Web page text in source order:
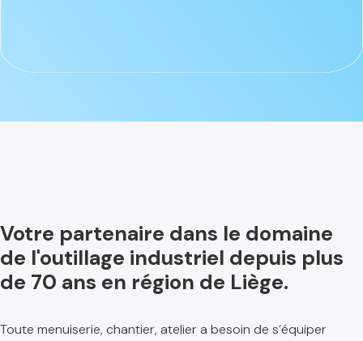
Votre partenaire dans le domaine
de l'outillage industriel depuis plus
de 70 ans en région de Liège.
Toute menuiserie, chantier, atelier a besoin de s’équiper